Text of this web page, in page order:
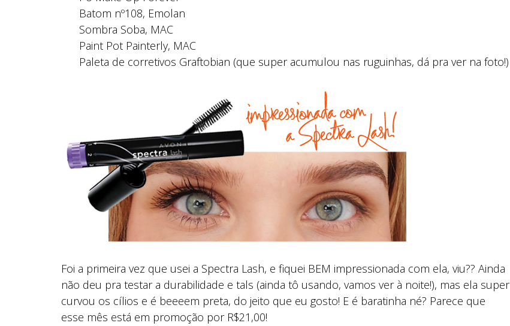
Batom nº108, Emolan
Sombra Soba, MAC
Paint Pot Painterly, MAC
Paleta de corretivos Graftobian (que super acumulou nas ruguinhas, dá pra ver na foto!)
Foi a primeira vez que usei a Spectra Lash, e fiquei BEM impressionada com ela, viu?? Ainda
não deu pra testar a durabilidade e tals (ainda tô usando, vamos ver à noite!), mas ela super
curvou os cílios e é beeeem preta, do jeito que eu gosto! E é baratinha né? Parece que
esse mês está em promoção por R$21,00!